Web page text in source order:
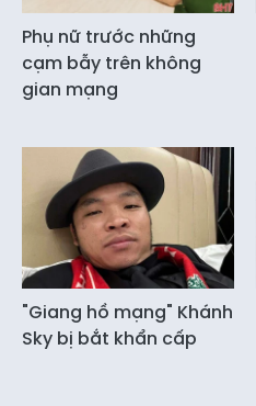
Phụ nữ trước những
cạm bẫy trên không
gian mạng
"Giang hồ mạng" Khánh
Sky bị bắt khẩn cấp